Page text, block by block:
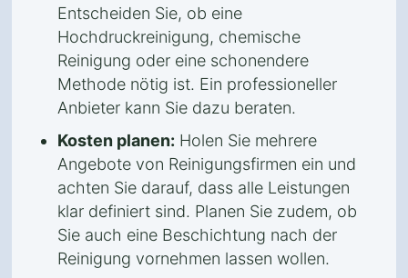
Entscheiden Sie, ob eine
Hochdruckreinigung, chemische
Reinigung oder eine schonendere
Methode nötig ist. Ein professioneller
Anbieter kann Sie dazu beraten.
Kosten planen: Holen Sie mehrere
Angebote von Reinigungsfirmen ein und
achten Sie darauf, dass alle Leistungen
klar definiert sind. Planen Sie zudem, ob
Sie auch eine Beschichtung nach der
Reinigung vornehmen lassen wollen.